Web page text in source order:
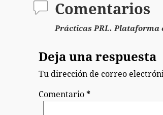
Comentarios
Prácticas PRL. Plataforma
Deja una respuesta
Tu dirección de correo
Comentario*